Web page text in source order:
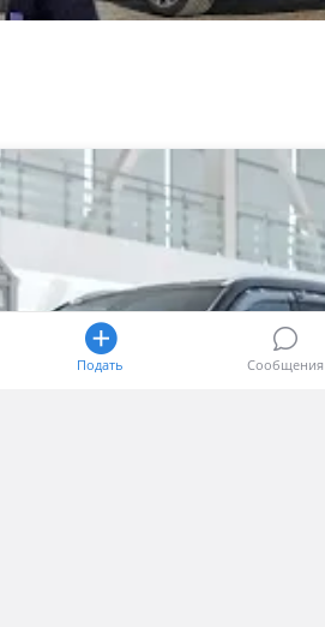
Подать Сообщения